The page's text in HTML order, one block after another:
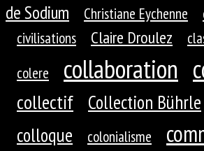
de Sodium
Christiane Eychenne
civilisations
Claire Droulez
colere
collaboration
collectif Collection Bührle
colloque colonialisme